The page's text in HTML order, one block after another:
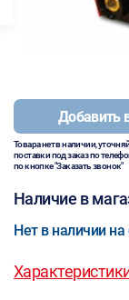
Добавить
Товара нет в наличии,
поставки под заказ по
по кнопке "Заказать звонок"
Наличие в
Нет в наличии на